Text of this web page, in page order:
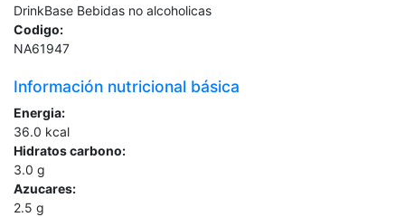
DrinkBase Bebidas no alcoholicas
Codigo:
NA61947
Información nutricional básica
Energia:
36.0 kcal
Hidratos carbono:
3.0 g
Azucares:
2.5 g